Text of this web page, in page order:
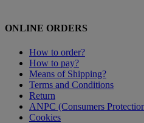
ONLINE ORDERS
How to order?
How to pay?
Means of Shipping?
Terms and Conditions
Return
ANPC (Consumers
Cookies